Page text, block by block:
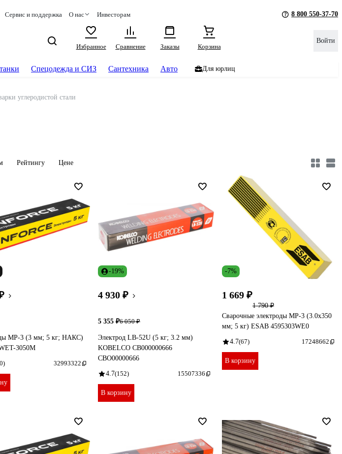
Сервис и поддержка О нас Инвесторам 8 800 550-37-70
Избранное
Сравнение Заказы Корзина
Войти
Спецодежда и СИЗ Сантехника Авто Для юрлиц
углеродистой стали
Рейтингу Цене
МР-3 (3 мм; 5 кг; НАКС)
3050M
32993322
-19%
4 930 ₽
5 355 ₽6 050 ₽
Электрод LB-52U (5 кг; 3.2 мм)
KOBELCO СВ000000666
СВО00000666
4.7(152) 15507336
В корзину
-7%
1 669 ₽
1 790 ₽
Сварочные электроды МР-3 (3.0x350
мм; 5 кг) ESAB 4595303WE0
4.7(67) 17248662
В корзину